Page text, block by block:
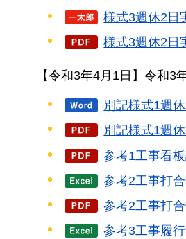
様式3週休2日
様式3週休2日
【令和3年4月1日】令和3
別記様式1週
別記様式1週
参考1工事看
参考2工事打
参考2工事打
参考3工事履